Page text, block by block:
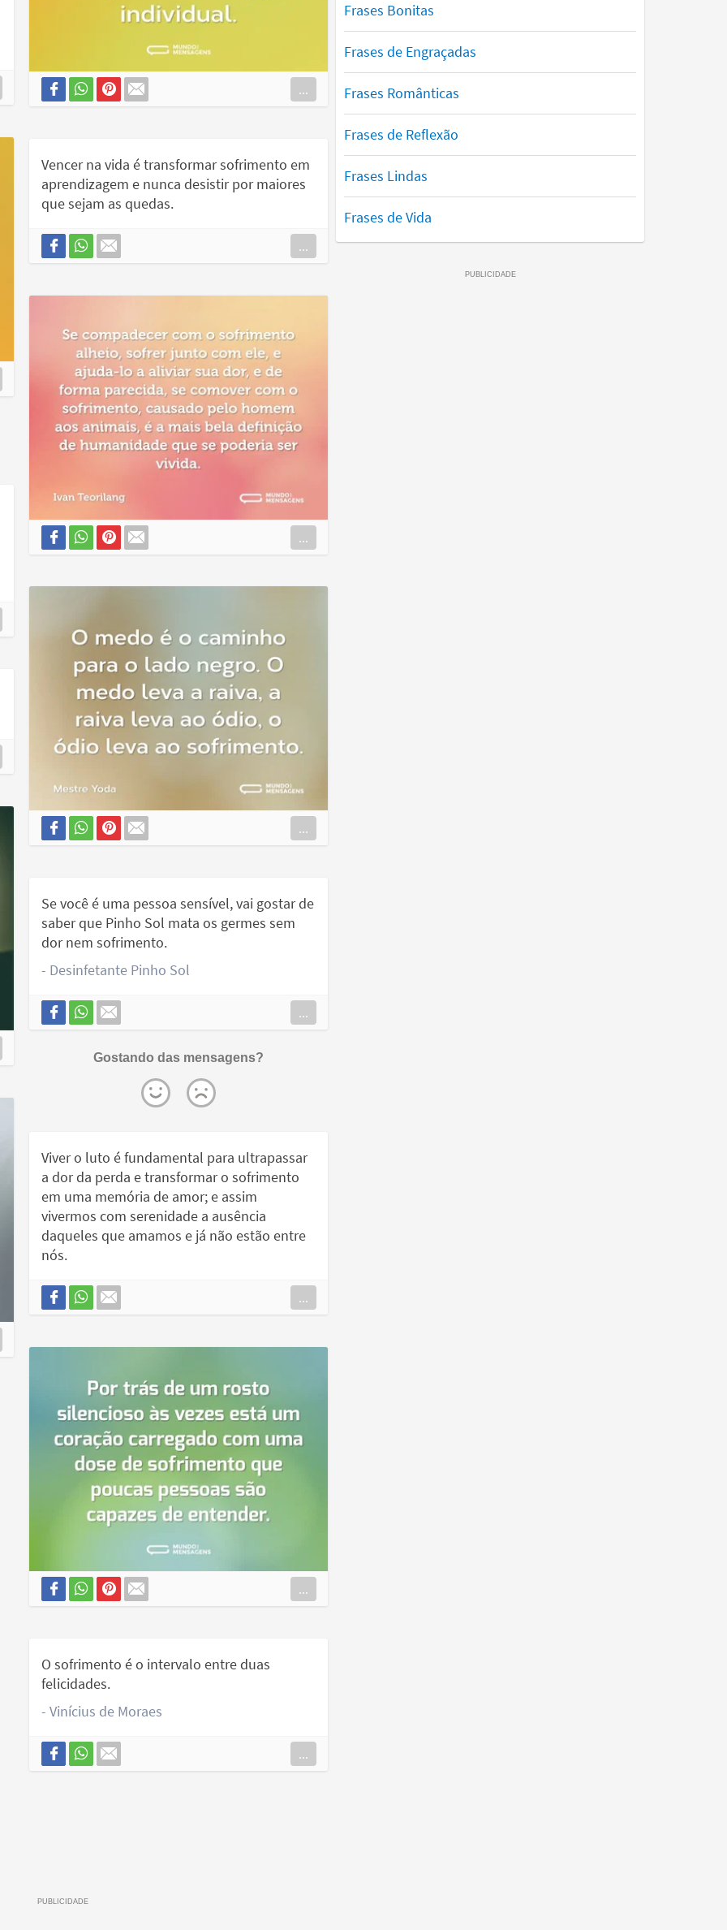
...
Vencer na vida é transformar sofrimento em
aprendizagem e nunca desistir por maiores
que sejam as quedas.
...
...
...
Se você é uma pessoa sensível, vai gostar de
saber que Pinho Sol mata os germes sem
dor nem sofrimento.
- Desinfetante Pinho Sol
...
Gostando das mensagens?
Viver o luto é fundamental para ultrapassar
a dor da perda e transformar o sofrimento
em uma memória de amor; e assim
vivermos com serenidade a ausência
daqueles que amamos e já não estão entre
nós.
...
...
O sofrimento é o intervalo entre duas
felicidades.
- Vinícius de Moraes
...
Frases Bonitas
Frases de Engraçadas
Frases Românticas
Frases de Reflexão
Frases Lindas
Frases de Vida